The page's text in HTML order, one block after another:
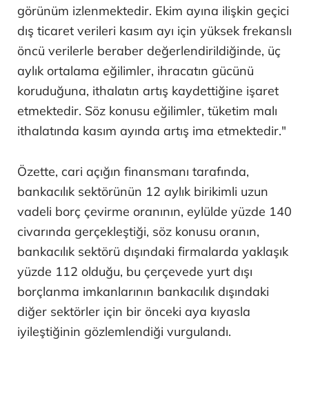
görünüm izlenmektedir. Ekim ayına ilişkin geçici
dış ticaret verileri kasım ayı için yüksek frekanslı
öncü verilerle beraber değerlendirildiğinde, üç
aylık ortalama eğilimler, ihracatın gücünü
koruduğuna, ithalatın artış kaydettiğine işaret
etmektedir. Söz konusu eğilimler, tüketim malı
ithalatında kasım ayında artış ima etmektedir."
Özette, cari açığın finansmanı tarafında,
bankacılık sektörünün 12 aylık birikimli uzun
vadeli borç çevirme oranının, eylülde yüzde 140
civarında gerçekleştiği, söz konusu oranın,
bankacılık sektörü dışındaki firmalarda yaklaşık
yüzde 112 olduğu, bu çerçevede yurt dışı
borçlanma imkanlarının bankacılık dışındaki
diğer sektörler için bir önceki aya kıyasla
iyileştiğinin gözlemlendiği vurgulandı.